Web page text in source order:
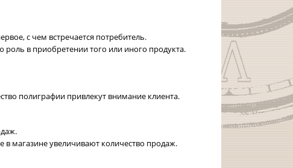
с чем встречается потребитель.
в приобретении того или иного продукта.
полиграфии привлекут внимание клиента.
магазине увеличивают количество продаж.